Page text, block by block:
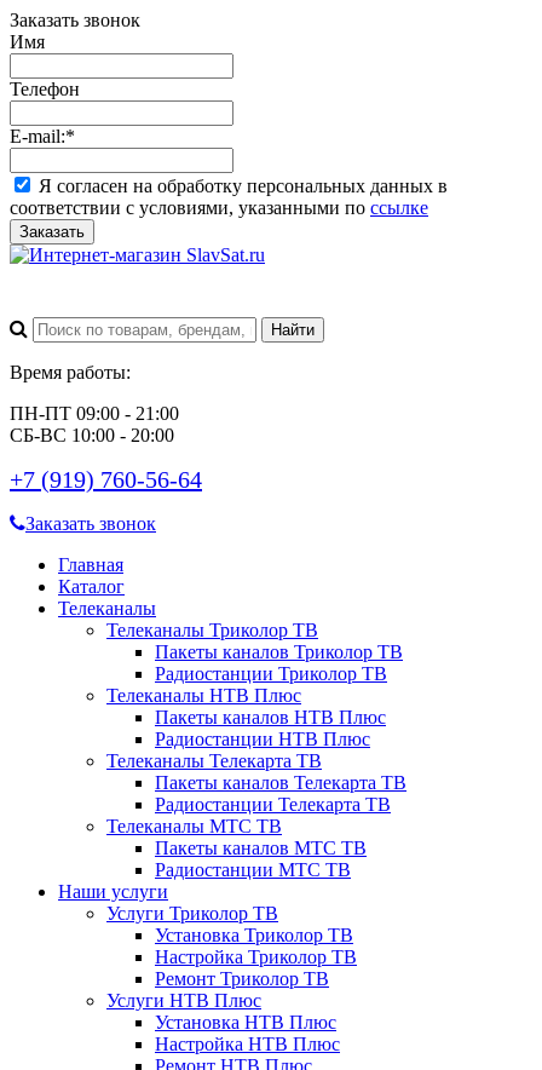
Заказать звонок
Имя
Телефон
E-mail:*
Я согласен на обработку персональных данных в
соответствии с условиями, указанными по ссылке
Заказать
Время работы:
ПН-ПТ 09:00 - 21:00
СБ-ВС 10:00 - 20:00
+7 (919) 760-56-64
Заказать звонок
Главная
Каталог
Телеканалы
Телеканалы Триколор ТВ
Пакеты каналов Триколор ТВ
Радиостанции Триколор ТВ
Телеканалы НТВ Плюс
Пакеты каналов НТВ Плюс
Радиостанции НТВ Плюс
Телеканалы Телекарта ТВ
Пакеты каналов Телекарта ТВ
Радиостанции Телекарта ТВ
Телеканалы МТС ТВ
Пакеты каналов МТС ТВ
Радиостанции МТС ТВ
Наши услуги
Услуги Триколор ТВ
Установка Триколор ТВ
Настройка Триколор ТВ
Ремонт Триколор ТВ
Услуги НТВ Плюс
Установка НТВ Плюс
Настройка НТВ Плюс
Ремонт НТВ Плюс